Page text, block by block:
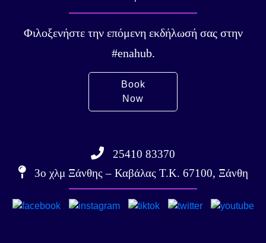
25410 83370
3ο χλμ Ξάνθης – Καβάλας Τ.Κ. 67100, Ξάνθη
Φιλοξενήστε την επόμενη εκδήλωσή σας στην
#enahub.
Book
Now